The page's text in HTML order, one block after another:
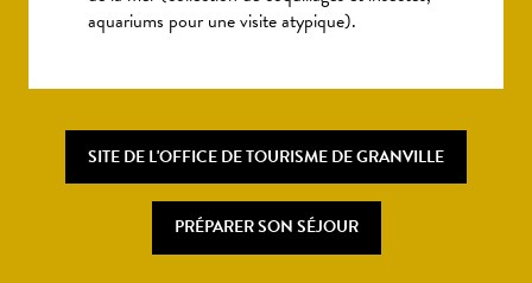
aquariums pour une visite atypique).
SITE DE L'OFFICE DE TOURISME DE GRANVILLE
PRÉPARER SON SÉJOUR